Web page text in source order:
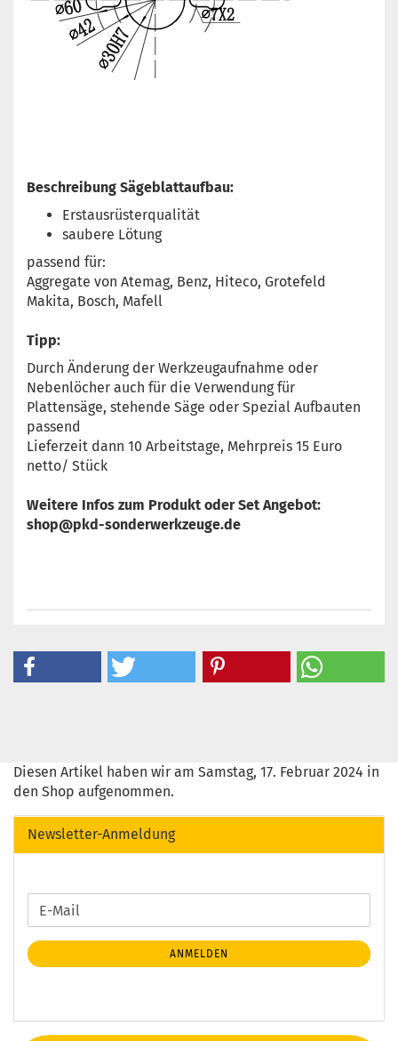
Beschreibung Sägeblattaufbau:
Erstausrüsterqualität
saubere Lötung
passend für:
Aggregate von Atemag, Benz, Hiteco, Grotefeld
Makita, Bosch, Mafell
Tipp:
Durch Änderung der Werkzeugaufnahme oder
Nebenlöcher auch für die Verwendung für
Plattensäge, stehende Säge oder Spezial Aufbauten
passend
Lieferzeit dann 10 Arbeitstage, Mehrpreis 15 Euro
netto/ Stück
Weitere Infos zum Produkt oder Set Angebot:
shop@pkd-sonderwerkzeuge.de
Diesen Artikel haben wir am Samstag, 17. Februar 2024 in
den Shop aufgenommen.
Newsletter-Anmeldung
WEITER
ZUR
NEWSLETTER-
ANMELDUNG
E-
Mail
ANMELDEN